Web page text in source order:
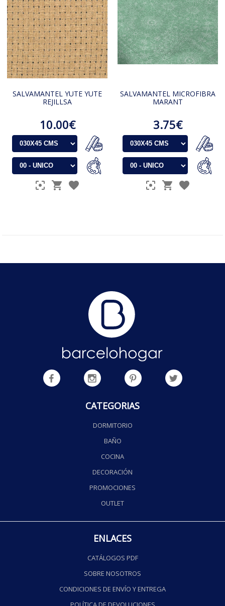
SALVAMANTEL YUTE YUTE
REJILLSA
10.00€
SALVAMANTEL MICROFIBRA
MARANT
3.75€
CATEGORIAS
DORMITORIO
BAÑO
COCINA
DECORACIÓN
PROMOCIONES
OUTLET
ENLACES
CATÁLOGOS PDF
SOBRE NOSOTROS
CONDICIONES DE ENVÍO Y ENTREGA